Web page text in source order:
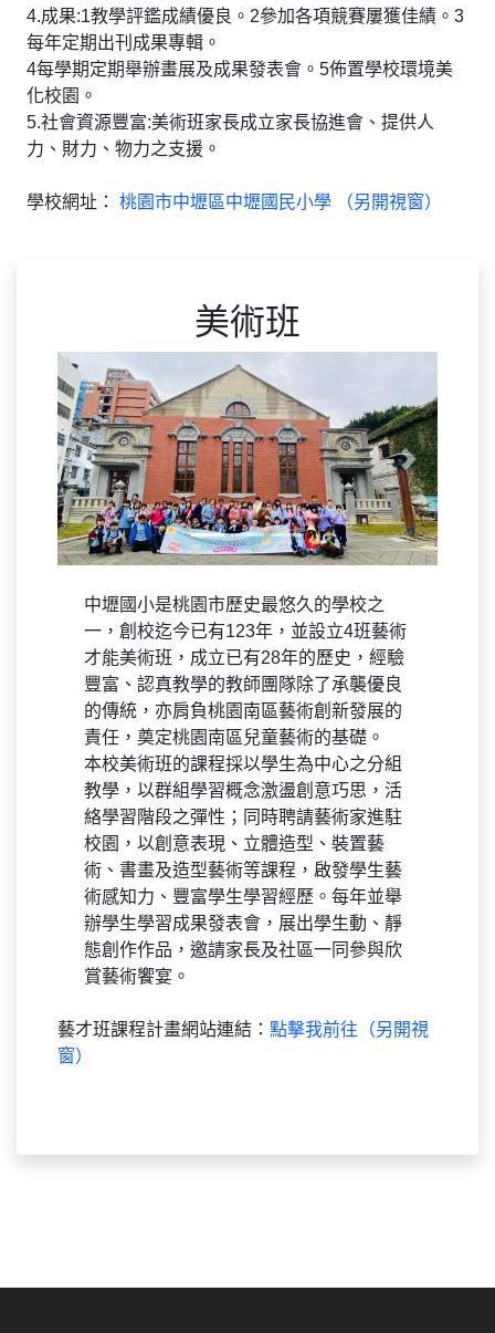
4.成果:1教學評鑑成績優良。2參加各項競賽屢獲佳績。3
每年定期出刊成果專輯。
4每學期定期舉辦畫展及成果發表會。5佈置學校環境美
化校園。
5.社會資源豐富:美術班家長成立家長協進會、提供人
力、財力、物力之支援。
學校網址： 桃園市中壢區中壢國民小學 （另開視窗）
美術班
Previous Next
中壢國小是桃園市歷史最悠久的學校之
一，創校迄今已有123年，並設立4班藝術
才能美術班，成立已有28年的歷史，經驗
豐富、認真教學的教師團隊除了承襲優良
的傳統，亦肩負桃園南區藝術創新發展的
責任，奠定桃園南區兒童藝術的基礎。
本校美術班的課程採以學生為中心之分組
教學，以群組學習概念激盪創意巧思，活
絡學習階段之彈性；同時聘請藝術家進駐
校園，以創意表現、立體造型、裝置藝
術、書畫及造型藝術等課程，啟發學生藝
術感知力、豐富學生學習經歷。每年並舉
辦學生學習成果發表會，展出學生動、靜
態創作作品，邀請家長及社區一同參與欣
賞藝術饗宴。
藝才班課程計畫網站連結： 點擊我前往（另開視
窗）